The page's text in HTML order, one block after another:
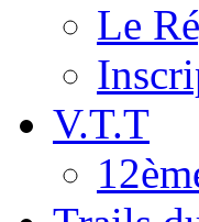
Le
V.T.T